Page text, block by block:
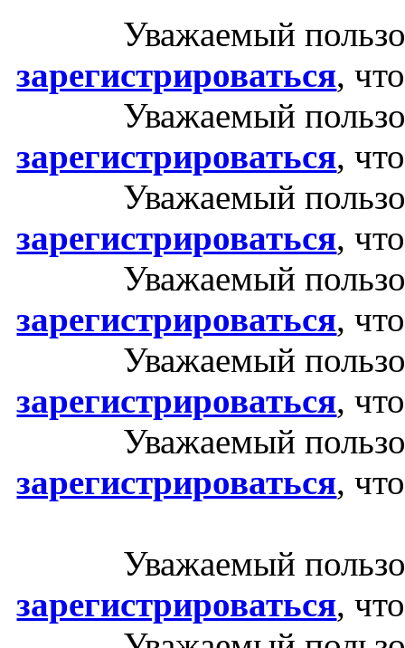
Уважаемый
зарегистрироваться,
Уважаемый
зарегистрироваться,
Уважаемый
зарегистрироваться,
Уважаемый
зарегистрироваться,
Уважаемый
зарегистрироваться,
Уважаемый
зарегистрироваться,
Уважаемый
зарегистрироваться,